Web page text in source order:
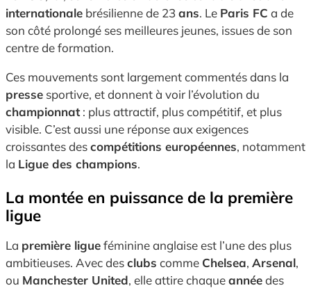
internationale brésilienne de 23 ans. Le Paris FC a de
son côté prolongé ses meilleures jeunes, issues de son
centre de formation.
Ces mouvements sont largement commentés dans la
presse sportive, et donnent à voir l’évolution du
championnat: plus attractif, plus compétitif, et plus
visible. C’est aussi une réponse aux exigences
croissantes descompétitions européennes, notamment
la Ligue des champions.
La montée en puissance de la première
ligue
La première ligueféminine anglaise est l’une des plus
ambitieuses. Avec desclubs comme Chelsea, Arsenal,
ou Manchester United, elle attire chaqueannéedes